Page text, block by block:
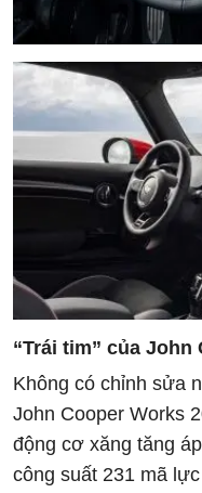
“Trái tim” của John
Không có chỉnh sửa
John Cooper Works
động cơ xăng tăng
công suất 231 mã